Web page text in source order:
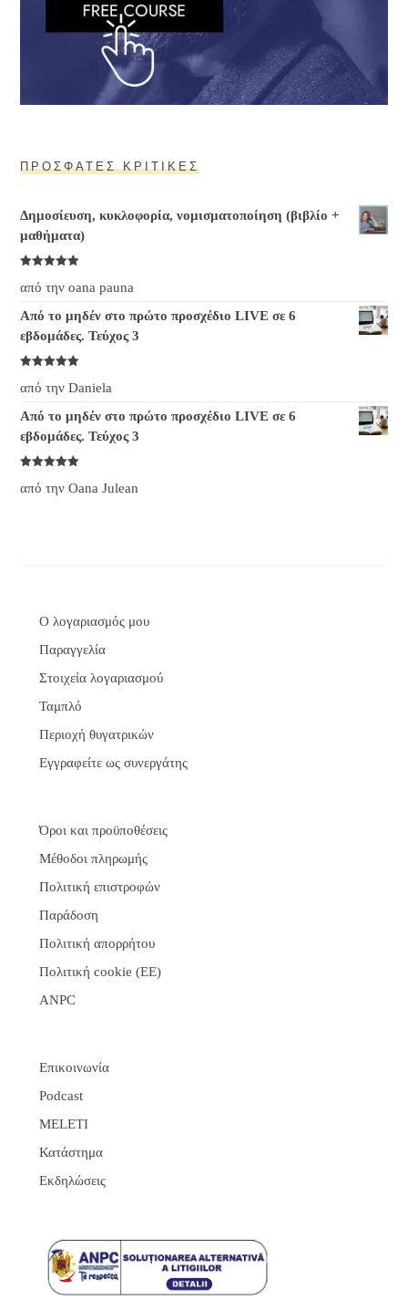
ΠΡΌΣΦΑΤΕΣ ΚΡΙΤΙΚΈΣ
Δημοσίευση, κυκλοφορία, νομισματοποίηση (βιβλίο +
μαθήματα)
Βαθμολογήθηκε
σε 5από 5
από την oana pauna
Από το μηδέν στο πρώτο προσχέδιο LIVE σε 6
εβδομάδες. Τεύχος 3
Βαθμολογήθηκε
σε 5από 5
από την Daniela
Από το μηδέν στο πρώτο προσχέδιο LIVE σε 6
εβδομάδες. Τεύχος 3
Βαθμολογήθηκε
σε 5από 5
από την Oana Julean
Ο λογαριασμός μου
Παραγγελία
Στοιχεία λογαριασμού
Ταμπλό
Περιοχή θυγατρικών
Εγγραφείτε ως συνεργάτης
Όροι και προϋποθέσεις
Μέθοδοι πληρωμής
Πολιτική επιστροφών
Παράδοση
Πολιτική απορρήτου
Πολιτική cookie (ΕΕ)
ANPC
Επικοινωνία
Podcast
MELETI
Κατάστημα
Εκδηλώσεις